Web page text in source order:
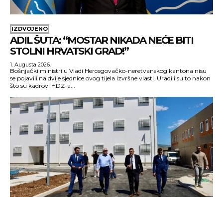
IZDVOJENO
ADIL ŠUTA: “MOSTAR NIKADA NEĆE BITI
STOLNI HRVATSKI GRAD!”
1. Augusta 2026.
Bošnjački ministri u Vladi Hercegovačko-neretvanskog kantona nisu
se pojavili na dvije sjednice ovog tijela izvršne vlasti. Uradili su to nakon
što su kadrovi HDZ-a...